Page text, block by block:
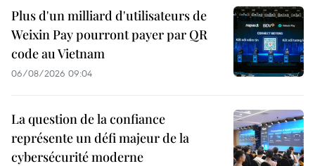
Plus d'un milliard d'utilisateurs de
Weixin Pay pourront payer par QR
code au Vietnam
06/08/2026 09:04
La question de la confiance
représente un défi majeur de la
cybersécurité moderne